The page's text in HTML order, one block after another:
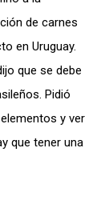
de carnes
en Uruguay.
que se debe
Pidió
y ver
que tener una